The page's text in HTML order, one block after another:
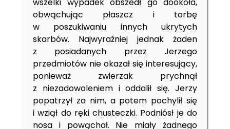
obwąchując płaszcz i torbę
w poszukiwaniu innych ukrytych
skarbów. Najwyraźniej jednak żaden
z posiadanych przez Jerzego
przedmiotów nie okazał się interesujący,
ponieważ zwierzak prychnął
z niezadowoleniem i oddalił się. Jerzy
popatrzył za nim, a potem pochylił się
i wziął do ręki chusteczki. Podniósł je do
nosa i powąchał. Nie miały żadnego